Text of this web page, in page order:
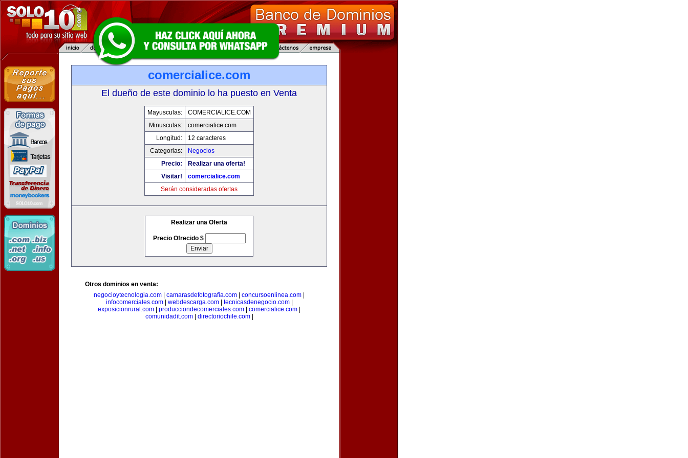
comercialice.com
El dueño de este dominio lo ha puesto en Venta
Mayusculas:
COMERCIALICE.COM
Minusculas:
comercialice.com
Longitud:
12 caracteres
Categorias:
Negocios
Precio:
Realizar una oferta!
Visitar!
comercialice.com
Serán consideradas ofertas
Realizar una Oferta
Precio Ofrecido $
Otros dominios en venta:
negocioytecnologia.com
camarasdefotografia.com concursoenlinea.com
infocomerciales.com| webdescarga.com| tecnicasdenegocio.com|
exposicionrural.com
producciondecomerciales.com comercialice.com
comunidadit.com| directoriochile.com|